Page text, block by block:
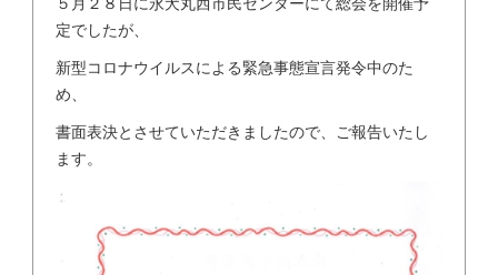
定でしたが、
新型コロナウイルスによる緊急事態宣言発令中のた
め、
書面表決とさせていただきましたので、ご報告いたし
ます。